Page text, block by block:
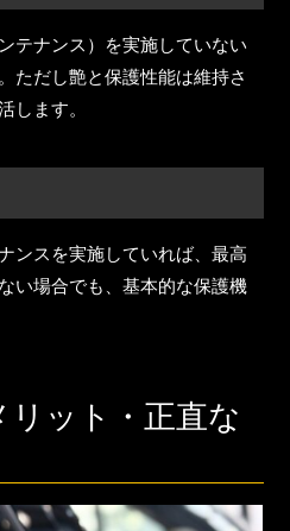
テナンス）を実施していない
ただし艶と保護性能は維持さ
します。
ンスを実施していれば、最高
い場合でも、基本的な保護機
リット・正直な